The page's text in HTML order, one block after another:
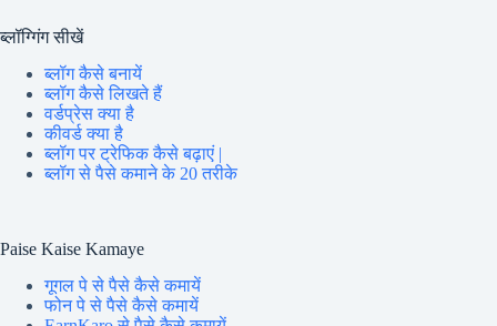
ब्लॉग्गिंग सीखें
ब्लॉग कैसे बनायें
ब्लॉग कैसे लिखते हैं
वर्डप्रेस क्या है
कीवर्ड क्या है
ब्लॉग पर ट्रेफिक कैसे बढ़ाएं |
ब्लॉग से पैसे कमाने के 20 तरीके
Paise Kaise Kamaye
गूगल पे से पैसे कैसे कमायें
फोन पे से पैसे कैसे कमायें